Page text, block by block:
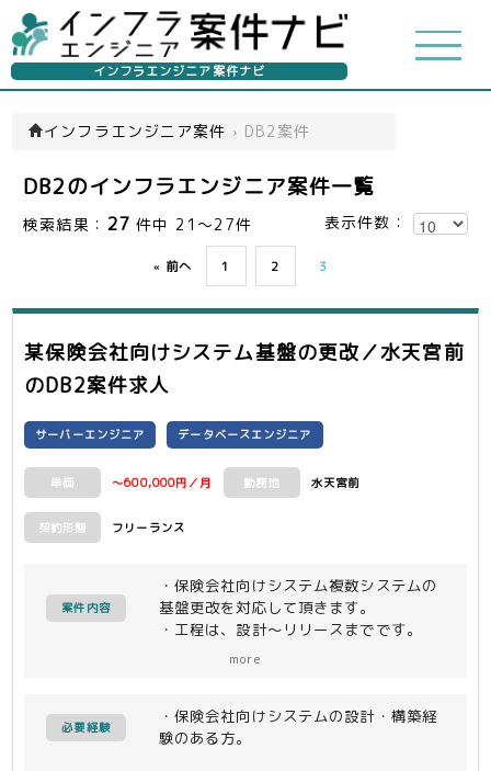
インフラエンジニア案件ナビ
インフラエンジニア案件 › DB2案件
DB2のインフラエンジニア案件一覧
検索結果： 27 件中 21～27件 表示件数：
« 前へ 1 2 3
某保険会社向けシステム基盤の更改／水天宮前
のDB2案件求人
サーバーエンジニア データベースエンジニア
単価 ～600,000円／月 勤務地 水天宮前
契約形態 フリーランス
案件内容
・保険会社向けシステム複数システムの
基盤更改を対応して頂きます。
・工程は、設計～リリースまでです。
■環境：
AIX、WAS、DB2
more
必要経験
・保険会社向けシステムの設計・構築経
験のある方。